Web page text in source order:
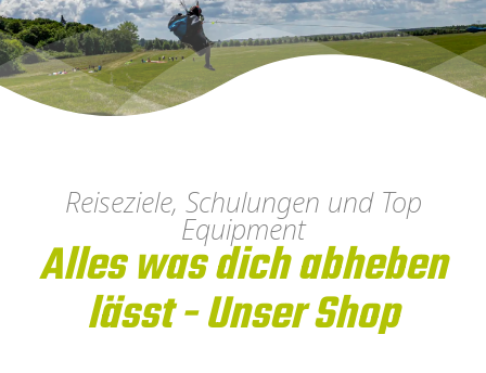
Reiseziele, Schulungen und Top
Equipment
Alles was dich abheben
lässt - Unser Shop